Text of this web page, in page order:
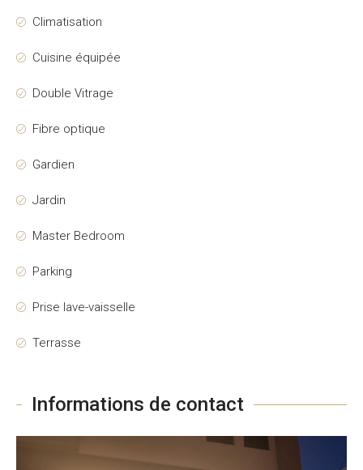
Climatisation
Cuisine équipée
Double Vitrage
Fibre optique
Gardien
Jardin
Master Bedroom
Parking
Prise lave-vaisselle
Terrasse
Informations de contact